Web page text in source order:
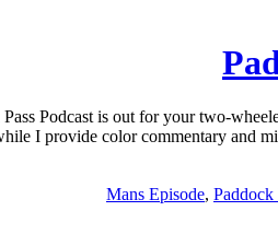
Podcast is out for your two-
I provide color commentary and
Mans Episode, Paddock